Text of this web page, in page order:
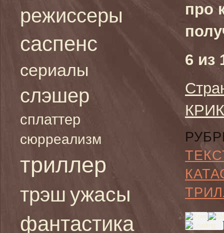
режиссеры
саспенс
сериалы
слэшер
сплаттер
сюрреализм
триллер
трэш ужасы
фантастика
про
6 из